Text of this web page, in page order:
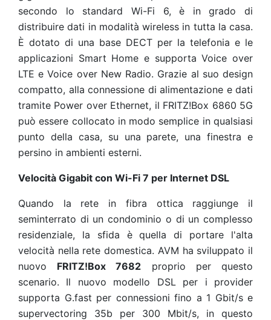
secondo lo standard Wi-Fi 6, è in grado di
distribuire dati in modalità wireless in tutta la casa.
È dotato di una base DECT per la telefonia e le
applicazioni Smart Home e supporta Voice over
LTE e Voice over New Radio. Grazie al suo design
compatto, alla connessione di alimentazione e dati
tramite Power over Ethernet, il FRITZ!Box 6860 5G
può essere collocato in modo semplice in qualsiasi
punto della casa, su una parete, una finestra e
persino in ambienti esterni.
Velocità Gigabit con Wi-Fi 7 per Internet DSL
Quando la rete in fibra ottica raggiunge il
seminterrato di un condominio o di un complesso
residenziale, la sfida è quella di portare l'alta
velocità nella rete domestica. AVM ha sviluppato il
nuovo FRITZ!Box 7682 proprio per questo
scenario. Il nuovo modello DSL per i provider
supporta G.fast per connessioni fino a 1 Gbit/s e
supervectoring 35b per 300 Mbit/s, in questo